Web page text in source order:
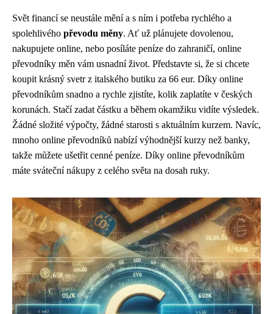
Svět financí se neustále mění a s ním i potřeba rychlého a
spolehlivého převodu měny. Ať už plánujete dovolenou,
nakupujete online, nebo posíláte peníze do zahraničí, online
převodníky měn vám usnadní život. Představte si, že si chcete
koupit krásný svetr z italského butiku za 66 eur. Díky online
převodníkům snadno a rychle zjistíte, kolik zaplatíte v českých
korunách. Stačí zadat částku a během okamžiku vidíte výsledek.
Žádné složité výpočty, žádné starosti s aktuálním kurzem. Navíc,
mnoho online převodníků nabízí výhodnější kurzy než banky,
takže můžete ušetřit cenné peníze. Díky online převodníkům
máte sváteční nákupy z celého světa na dosah ruky.